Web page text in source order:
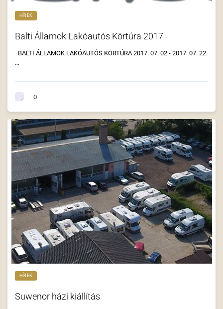
HÍREK
Balti Államok Lakóautós Körtúra 2017
BALTI ÁLLAMOK LAKÓAUTÓS KÖRTÚRA 2017. 07. 02 - 2017. 07. 22.
…
0
HÍREK
Suwenor házi kiállítás